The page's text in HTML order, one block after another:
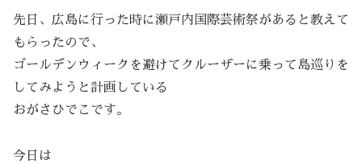
先日、広島に行った時に瀬戸内国際芸術祭があると教えて
もらったので、
ゴールデンウィークを避けてクルーザーに乗って島巡りを
してみようと計画している
おがさひでこです。
今日は